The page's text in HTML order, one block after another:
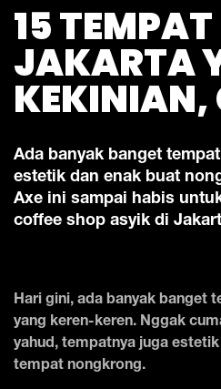
15
JAKARTA
KEKINIAN,
Ada banyak banget
estetik dan enak buat
Axe ini sampai habis
coffee shop asyik di
Hari gini, ada banyak banget
yang keren-keren. Nggak
yahud, tempatnya juga
tempat nongkrong.